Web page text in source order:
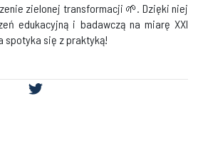
zielonej transformacji 🌱. Dzięki niej
edukacyjną i badawczą na miarę XXI
spotyka się z praktyką!